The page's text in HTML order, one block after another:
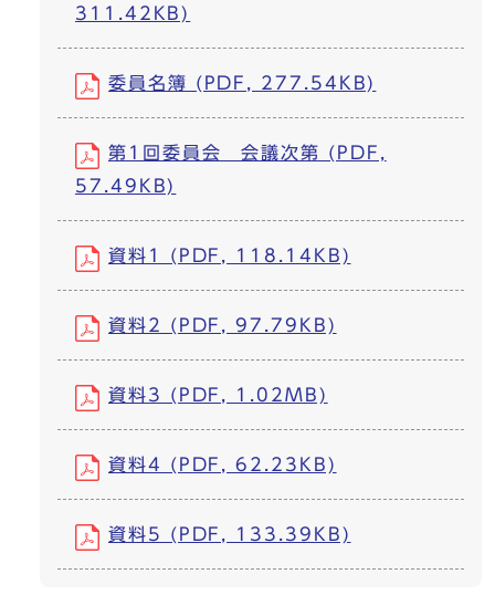
311.42KB)
委員名簿 (PDF, 277.54KB)
第1回委員会 会議次第 (PDF,
57.49KB)
資料1 (PDF, 118.14KB)
資料2 (PDF, 97.79KB)
資料3 (PDF, 1.02MB)
資料4 (PDF, 62.23KB)
資料5 (PDF, 133.39KB)